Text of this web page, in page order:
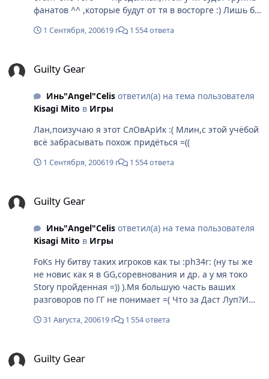
фанатов ^^ ,которые будут от тя в восторге :) Лишь бы
Slayer B: Robo Ky, Millia, Dizzy C: Bridget, Sol
May G: Chipp, Anji Взял где то на сайте (вроде на GG)
бедняжек ^^
1 Сентября, 200619 г 1 554 ответа
Guilty Gear
Инь"Angel"Celisответил(а) на тема пользователя
Kisagi Mito в Игры
Лан,поизучаю я этот СлОвАрИк :( Млин,с этой учёбой
всё забрасывать похож придёться =((
1 Сентября, 200619 г 1 554 ответа
Guilty Gear
Инь"Angel"Celisответил(а) на тема пользователя
Kisagi Mito в Игры
FoKs Ну битву таких игроков как ты :ph34r: (ну ты же
не новис как я в GG,соревнования и др. а у мя токо
Story пройденная =)) ).Мя большую часть ваших
разговоров по ГГ не понимает =( Что за Даст Луп?И
плакатов--почему бы нет?Если будешь продолжатть
бы ты стала лучшей :ph34r:
31 Августа, 200619 г 1 554 ответа
Guilty Gear